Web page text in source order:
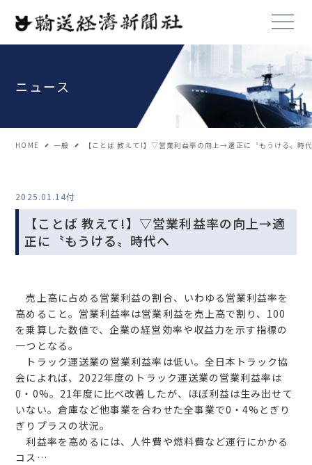
ニュース
HOME 一般 【ことば 教えて!】▽営業利益率の向上→適正に〝もうける〟時
2025.01.14付
【ことば 教えて!】▽営業利益率の向上→適
正に〝もうける〟時代へ
売上高に占める営業利益の割合、いわゆる営業利益率を
高めること。営業利益率は営業利益を売上高で割り、100
を乗算した数値で、企業の経営効率や収益力を示す指標の
一つとなる。
トラック運送業の営業利益率は低い。全日本トラック協
会によれば、2022年度のトラック運送業の営業利益率は
0・0%。21年度に比べ改善したが、ほぼ利益は生み出せて
いない。倉庫など他事業を合わせた全事業で0・4%とぎり
ぎりプラスの状況。
利益率を高めるには、人件費や燃料費など運行にかかる
コス…